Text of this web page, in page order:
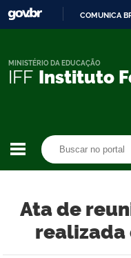
COMUNICA
IFF Instituto
MINISTÉRIO DA EDUCAÇÃO
Ata de